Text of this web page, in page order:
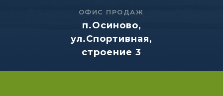
п.Осиново,
ул.Спортивная,
строение 3
ОФИС ПРОДАЖ